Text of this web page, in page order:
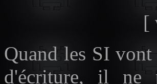
[
Quand les SI
d'écriture, il ne